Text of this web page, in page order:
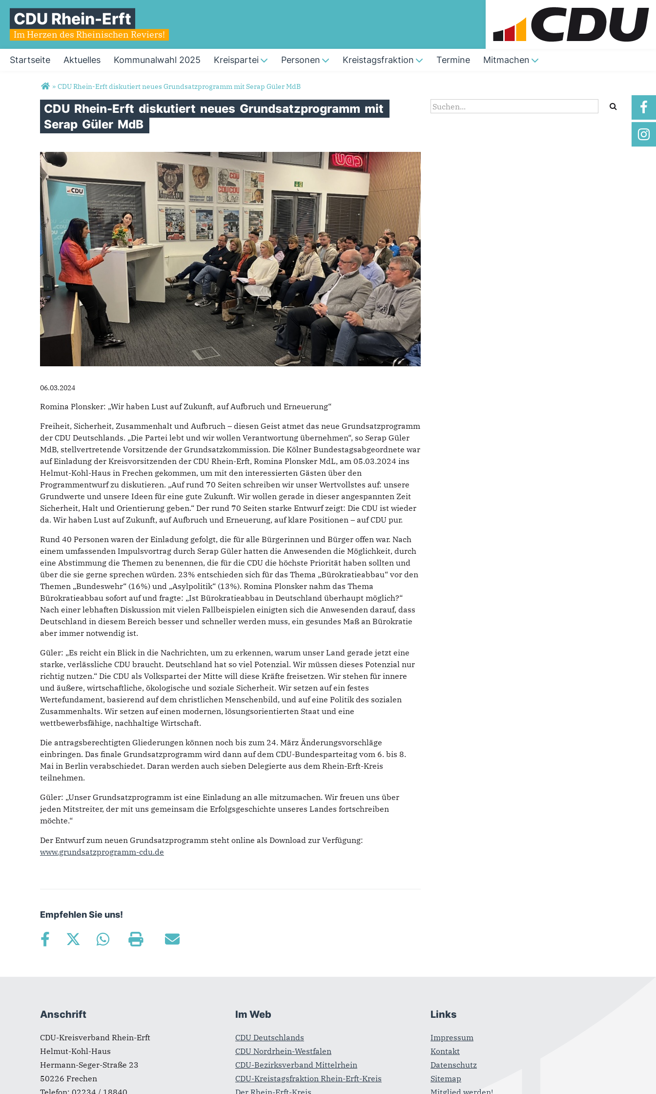
CDU Rhein-Erft
Im Herzen des Rheinischen Reviers!
Startseite Aktuelles Kommunalwahl 2025 Kreispartei Personen Kreistagsfraktion Termine Mitmachen
Sie sind hier
» CDU Rhein-Erft diskutiert neues Grundsatzprogramm mit Serap Güler MdB
CDU Rhein-Erft diskutiert neues Grundsatzprogramm mit
Serap Güler MdB
06.03.2024
Romina Plonsker: „Wir haben Lust auf Zukunft, auf Aufbruch und Erneuerung“
Freiheit, Sicherheit, Zusammenhalt und Aufbruch – diesen Geist atmet das neue Grundsatzprogramm
der CDU Deutschlands. „Die Partei lebt und wir wollen Verantwortung übernehmen“, so Serap Güler
MdB, stellvertretende Vorsitzende der Grundsatzkommission. Die Kölner Bundestagsabgeordnete war
auf Einladung der Kreisvorsitzenden der CDU Rhein-Erft, Romina Plonsker MdL, am 05.03.2024 ins
Helmut-Kohl-Haus in Frechen gekommen, um mit den interessierten Gästen über den
Programmentwurf zu diskutieren. „Auf rund 70 Seiten schreiben wir unser Wertvollstes auf: unsere
Grundwerte und unsere Ideen für eine gute Zukunft. Wir wollen gerade in dieser angespannten Zeit
Sicherheit, Halt und Orientierung geben.“ Der rund 70 Seiten starke Entwurf zeigt: Die CDU ist wieder
da. Wir haben Lust auf Zukunft, auf Aufbruch und Erneuerung, auf klare Positionen – auf CDU pur.
Rund 40 Personen waren der Einladung gefolgt, die für alle Bürgerinnen und Bürger offen war. Nach
einem umfassenden Impulsvortrag durch Serap Güler hatten die Anwesenden die Möglichkeit, durch
eine Abstimmung die Themen zu benennen, die für die CDU die höchste Priorität haben sollten und
über die sie gerne sprechen würden. 23% entschieden sich für das Thema „Bürokratieabbau“ vor den
Themen „Bundeswehr“ (16%) und „Asylpolitik“ (13%). Romina Plonsker nahm das Thema
Bürokratieabbau sofort auf und fragte: „Ist Bürokratieabbau in Deutschland überhaupt möglich?“
Nach einer lebhaften Diskussion mit vielen Fallbeispielen einigten sich die Anwesenden darauf, dass
Deutschland in diesem Bereich besser und schneller werden muss, ein gesundes Maß an Bürokratie
aber immer notwendig ist.
Güler: „Es reicht ein Blick in die Nachrichten, um zu erkennen, warum unser Land gerade jetzt eine
starke, verlässliche CDU braucht. Deutschland hat so viel Potenzial. Wir müssen dieses Potenzial nur
richtig nutzen.“ Die CDU als Volkspartei der Mitte will diese Kräfte freisetzen. Wir stehen für innere
und äußere, wirtschaftliche, ökologische und soziale Sicherheit. Wir setzen auf ein festes
Wertefundament, basierend auf dem christlichen Menschenbild, und auf eine Politik des sozialen
Zusammenhalts. Wir setzen auf einen modernen, lösungsorientierten Staat und eine
wettbewerbsfähige, nachhaltige Wirtschaft.
Die antragsberechtigten Gliederungen können noch bis zum 24. März Änderungsvorschläge
einbringen. Das finale Grundsatzprogramm wird dann auf dem CDU-Bundesparteitag vom 6. bis 8.
Mai in Berlin verabschiedet. Daran werden auch sieben Delegierte aus dem Rhein-Erft-Kreis
teilnehmen.
Güler: „Unser Grundsatzprogramm ist eine Einladung an alle mitzumachen. Wir freuen uns über
jeden Mitstreiter, der mit uns gemeinsam die Erfolgsgeschichte unseres Landes fortschreiben
möchte.“
Der Entwurf zum neuen Grundsatzprogramm steht online als Download zur Verfügung:
www.grundsatzprogramm-cdu.de
Empfehlen Sie uns!
Suchformular
Suche
Fußbereich
Anschrift
CDU-Kreisverband Rhein-Erft
Helmut-Kohl-Haus
Hermann-Seger-Straße 23
50226 Frechen
Im Web
CDU Deutschlands
CDU Nordrhein-Westfalen
CDU-Bezirksverband Mittelrhein
CDU-Kreistagsfraktion Rhein-Erft-Kreis
Links
Impressum
Kontakt
Datenschutz
Sitemap